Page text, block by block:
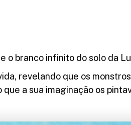
o branco infinito do solo da
revelando que os
a sua imaginação os